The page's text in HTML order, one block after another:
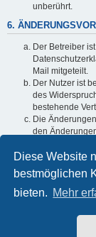
Diese Website
bestmöglichen
bieten. Mehr
unberührt.
6.
Der Betreiber
Mail mitgeteilt.
Der Nutzer ist
des
bestehende
Die
den
Informationen
in der